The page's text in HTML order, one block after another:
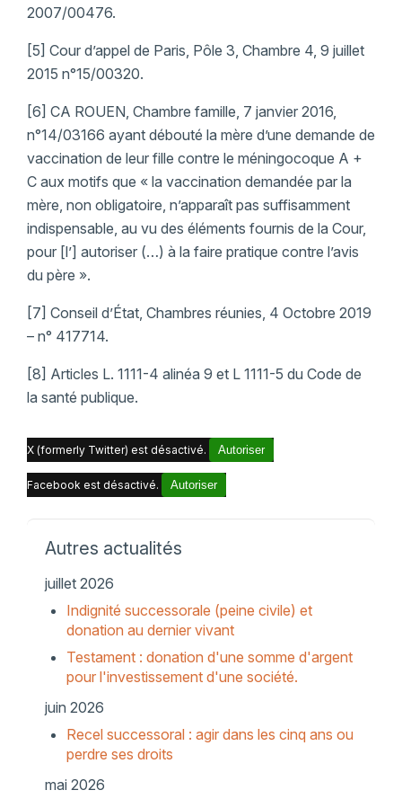
2007/00476.
[5] Cour d’appel de Paris, Pôle 3, Chambre 4, 9 juillet
2015 n°15/00320.
[6] CA ROUEN, Chambre famille, 7 janvier 2016,
n°14/03166 ayant débouté la mère d’une demande de
vaccination de leur fille contre le méningocoque A +
C aux motifs que « la vaccination demandée par la
mère, non obligatoire, n’apparaît pas suffisamment
indispensable, au vu des éléments fournis de la Cour,
pour [l’] autoriser (…) à la faire pratique contre l’avis
du père ».
[7] Conseil d’État, Chambres réunies, 4 Octobre 2019
– n° 417714.
[8] Articles L. 1111-4 alinéa 9 et L 1111-5 du Code de
la santé publique.
X (formerly Twitter) est désactivé. Autoriser
Facebook est désactivé. Autoriser
Autres actualités
juillet 2026
Indignité successorale (peine civile) et
donation au dernier vivant
Testament : donation d'une somme d'argent
pour l'investissement d'une société.
juin 2026
Recel successoral : agir dans les cinq ans ou
perdre ses droits
mai 2026